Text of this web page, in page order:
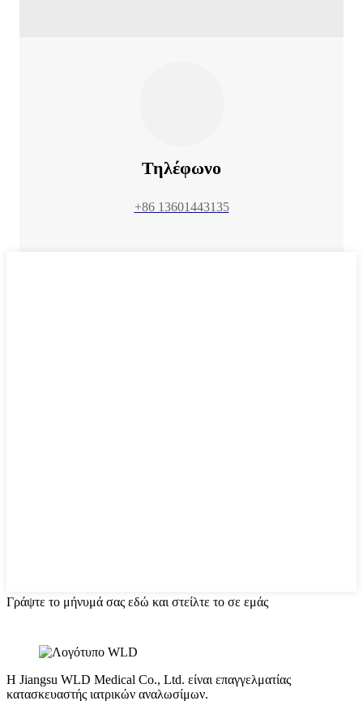
Τηλέφωνο
+86 13601443135
Γράψτε το μήνυμά σας εδώ και στείλτε το σε εμάς
Η Jiangsu WLD Medical Co., Ltd. είναι επαγγελματίας
κατασκευαστής ιατρικών αναλωσίμων.